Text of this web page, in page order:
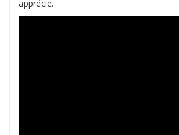
apprécie.